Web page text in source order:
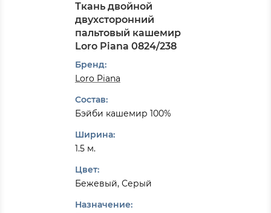
Ткань двойной
двухсторонний
пальтовый кашемир
Loro Piana 0824/238
Бренд:
Loro Piana
Состав:
Бэйби кашемир 100%
Ширина:
1.5 м.
Цвет:
Бежевый, Серый
Назначение: